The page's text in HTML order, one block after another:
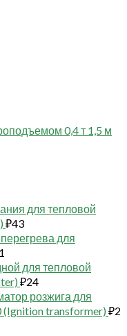
0,4 т 1,5 м
для тепловой
₽43
для
для тепловой
₽24
розжига для
transformer) ₽2